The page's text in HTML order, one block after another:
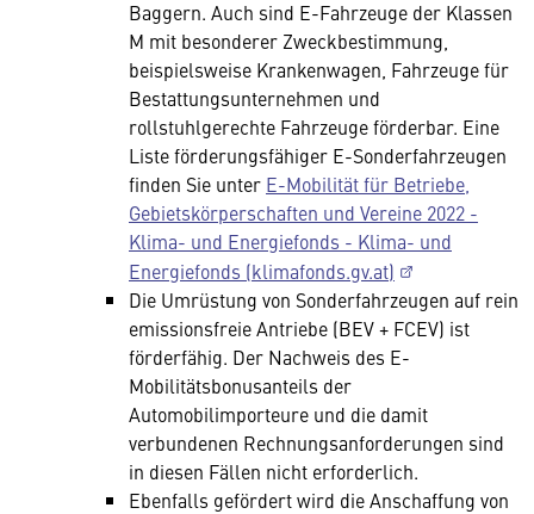
Baggern. Auch sind E-Fahrzeuge der Klassen
M mit besonderer Zweckbestimmung,
beispielsweise Krankenwagen, Fahrzeuge für
Bestattungsunternehmen und
rollstuhlgerechte Fahrzeuge förderbar. Eine
Liste förderungsfähiger E-Sonderfahrzeugen
finden Sie unter E-Mobilität für Betriebe,
Gebietskörperschaften und Vereine 2022 -
Klima- und Energiefonds - Klima- und
Energiefonds (klimafonds.gv.at)
Die Umrüstung von Sonderfahrzeugen auf rein
emissionsfreie Antriebe (BEV + FCEV) ist
förderfähig. Der Nachweis des E-
Mobilitätsbonusanteils der
Automobilimporteure und die damit
verbundenen Rechnungsanforderungen sind
in diesen Fällen nicht erforderlich.
Ebenfalls gefördert wird die Anschaffung von